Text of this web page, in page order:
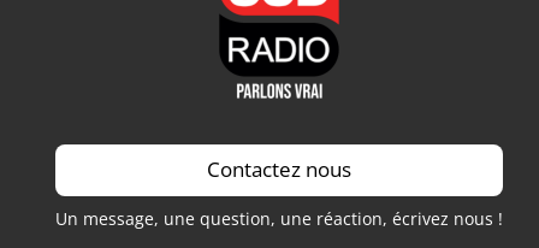
Contactez nous
Un message, une question, une réaction, écrivez nous !